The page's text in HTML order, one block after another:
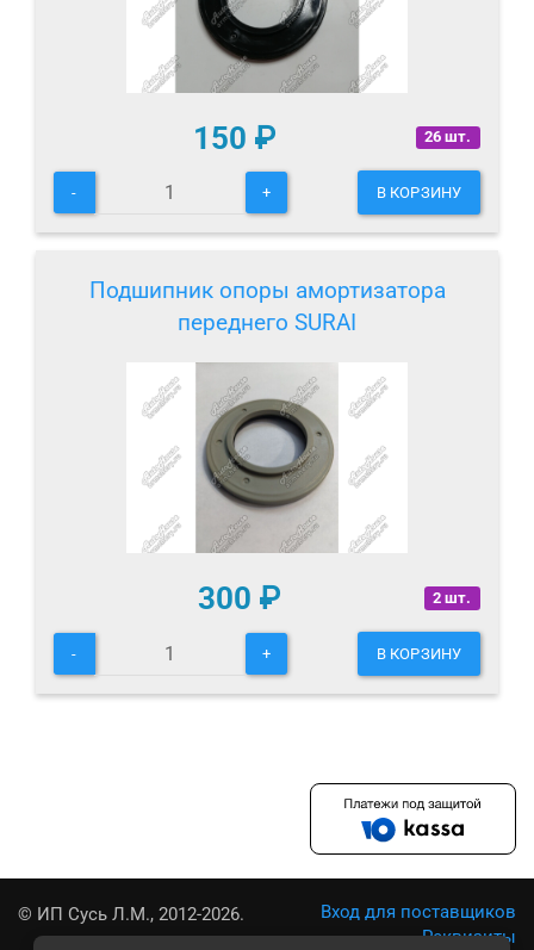
26 шт.
150 ₽
- + В КОРЗИНУ
Подшипник опоры амортизатора
переднего SURAI
2 шт.
300 ₽
- + В КОРЗИНУ
© ИП Сусь Л.М., 2012-2026.
Вход для поставщиков
Реквизиты